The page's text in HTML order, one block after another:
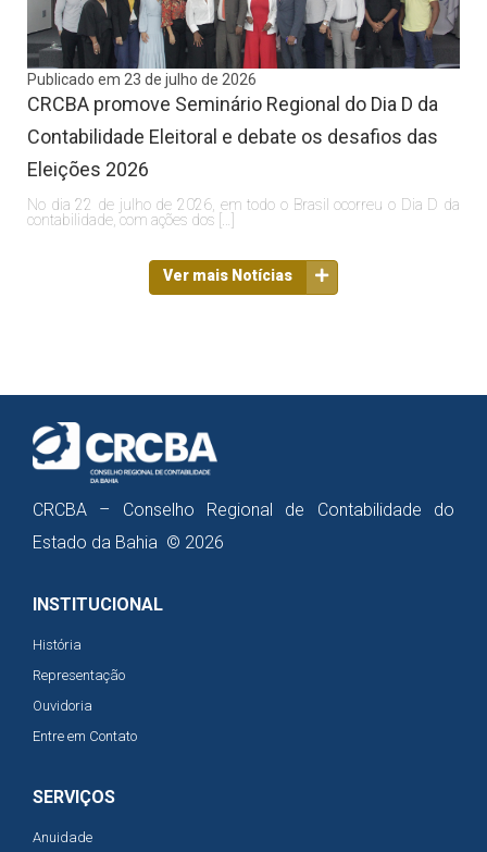
Publicado em 23 de julho de 2026
CRCBA promove Seminário Regional do Dia D da
Contabilidade Eleitoral e debate os desafios das
Eleições 2026
No dia 22 de julho de 2026, em todo o Brasil ocorreu o Dia D da
contabilidade, com ações dos […]
Ver mais Notícias
CRCBA – Conselho Regional de Contabilidade do
Estado da Bahia © 2026
INSTITUCIONAL
História
Representação
Ouvidoria
Entre em Contato
SERVIÇOS
Anuidade